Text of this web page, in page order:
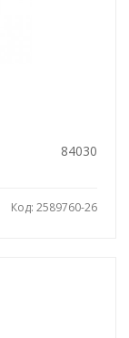
84030
Код: 2589760-26